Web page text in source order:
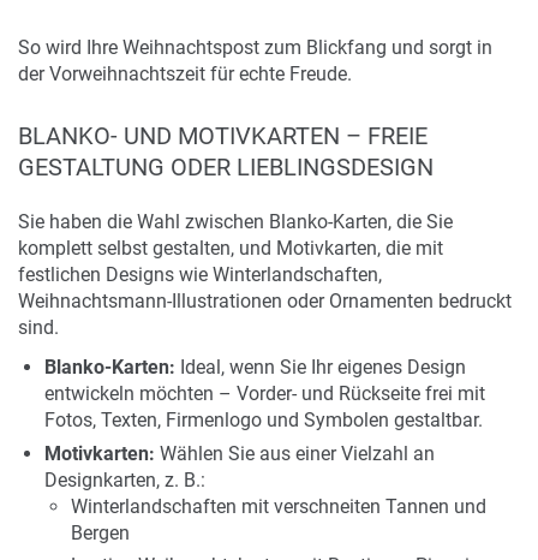
So wird Ihre Weihnachtspost zum Blickfang und sorgt in
der Vorweihnachtszeit für echte Freude.
BLANKO- UND MOTIVKARTEN – FREIE
GESTALTUNG ODER LIEBLINGSDESIGN
Sie haben die Wahl zwischen Blanko-Karten, die Sie
komplett selbst gestalten, und Motivkarten, die mit
festlichen Designs wie Winterlandschaften,
Weihnachtsmann-Illustrationen oder Ornamenten bedruckt
sind.
Blanko-Karten: Ideal, wenn Sie Ihr eigenes Design
entwickeln möchten – Vorder- und Rückseite frei mit
Fotos, Texten, Firmenlogo und Symbolen gestaltbar.
Motivkarten: Wählen Sie aus einer Vielzahl an
Designkarten, z. B.:
Winterlandschaften mit verschneiten Tannen und
Bergen